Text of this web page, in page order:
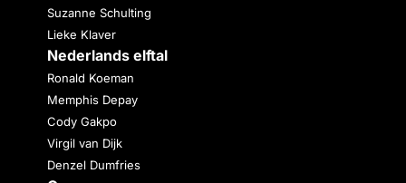
Suzanne Schulting
Lieke Klaver
Nederlands elftal
Ronald Koeman
Memphis Depay
Cody Gakpo
Virgil van Dijk
Denzel Dumfries